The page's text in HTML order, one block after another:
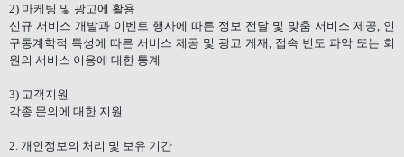
2) 마케팅 및 광고에 활용
신규 서비스 개발과 이벤트 행사에 따른 정보 전달 및 맞춤 서비스 제공, 인
구통계학적 특성에 따른 서비스 제공 및 광고 게재, 접속 빈도 파악 또는 회
원의 서비스 이용에 대한 통계
3) 고객지원
각종 문의에 대한 지원
2. 개인정보의 처리 및 보유 기간